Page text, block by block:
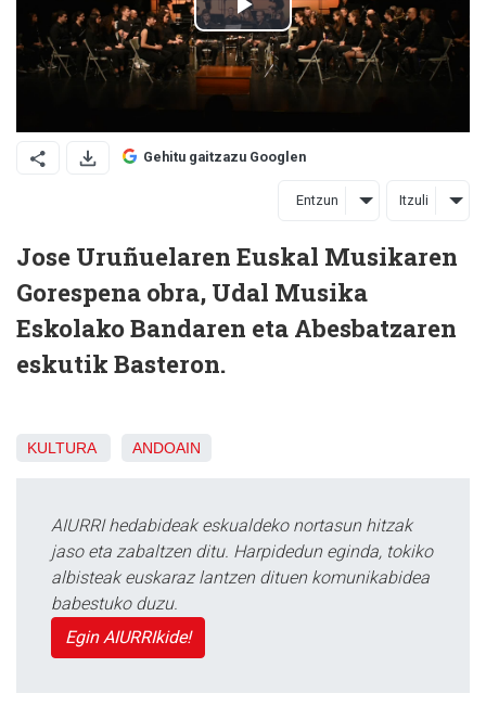
Gehitu gaitzazu Googlen
Entzun Itzuli
Jose Uruñuelaren Euskal Musikaren
Gorespena obra, Udal Musika
Eskolako Bandaren eta Abesbatzaren
eskutik Basteron.
KULTURA ANDOAIN
AIURRI hedabideak eskualdeko nortasun hitzak
jaso eta zabaltzen ditu. Harpidedun eginda, tokiko
albisteak euskaraz lantzen dituen komunikabidea
babestuko duzu.
Egin AIURRIkide!